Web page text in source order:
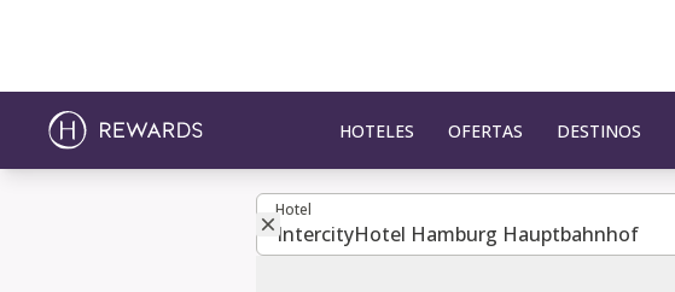
HOTELES OFERTAS DESTINOS
Hotel
Hotel